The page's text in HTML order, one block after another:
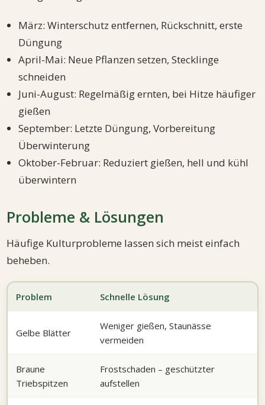
März: Winterschutz entfernen, Rückschnitt, erste
Düngung
April-Mai: Neue Pflanzen setzen, Stecklinge
schneiden
Juni-August: Regelmäßig ernten, bei Hitze häufiger
gießen
September: Letzte Düngung, Vorbereitung
Überwinterung
Oktober-Februar: Reduziert gießen, hell und kühl
überwintern
Probleme & Lösungen
Häufige Kulturprobleme lassen sich meist einfach
beheben.
Problem Schnelle Lösung
Gelbe Blätter
Weniger gießen, Staunässe
vermeiden
Braune
Triebspitzen
Frostschaden – geschützter
aufstellen